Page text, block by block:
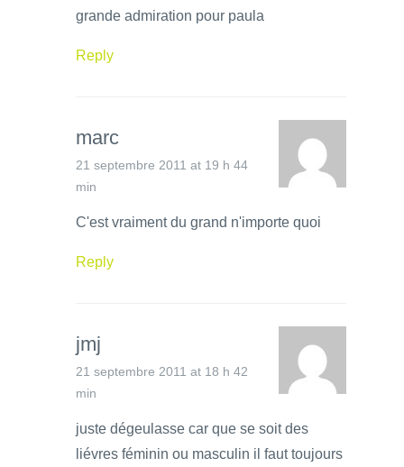
grande admiration pour paula
Reply
marc
21 septembre 2011 at 19 h 44
min
C'est vraiment du grand n'importe quoi
Reply
jmj
21 septembre 2011 at 18 h 42
min
juste dégeulasse car que se soit des
liévres féminin ou masculin il faut toujours